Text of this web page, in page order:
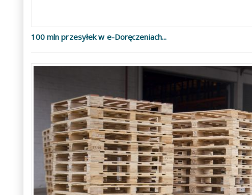
100 mln przesyłek w e-Doręczeniach...